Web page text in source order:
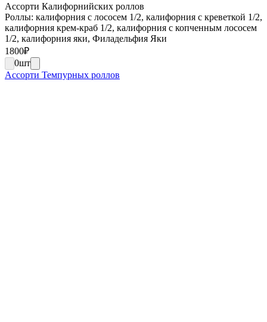
Ассорти Калифорнийских роллов
Роллы: калифорния с лососем 1/2, калифорния с креветкой 1/2,
калифорния крем-краб 1/2, калифорния с копченным лососем
1/2, калифорния яки, Филадельфия Яки
1800₽
0шт
Ассорти Темпурных роллов